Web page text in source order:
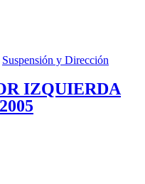
Suspensión y Dirección
IZQUIERDA